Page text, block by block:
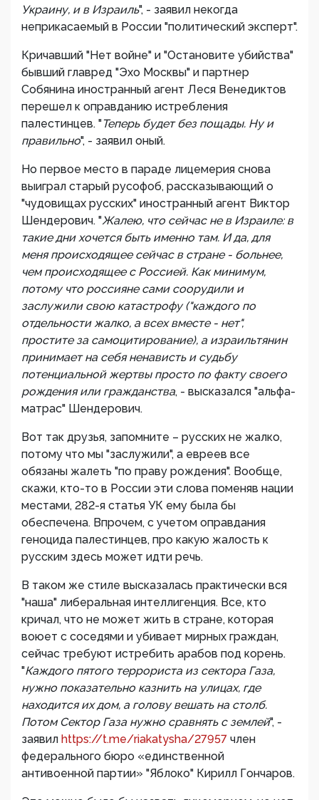
Украину, и в Израиль", - заявил некогда
неприкасаемый в России "политический эксперт".
Кричавший "Нет войне" и "Остановите убийства"
бывший главред "Эхо Москвы" и партнер
Собянина иностранный агент Леся Венедиктов
перешел к оправданию истребления
палестинцев. "Теперь будет без пощады. Ну и
правильно", - заявил оный.
Но первое место в параде лицемерия снова
выиграл старый русофоб, рассказывающий о
"чудовищах русских" иностранный агент Виктор
Шендерович. "Жалею, что сейчас не в Израиле: в
такие дни хочется быть именно там. И да, для
меня происходящее сейчас в стране - больнее,
чем происходящее с Россией. Как минимум,
потому что россияне сами соорудили и
заслужили свою катастрофу ("каждого по
отдельности жалко, а всех вместе - нет",
простите за самоцитирование), а израильтянин
принимает на себя ненависть и судьбу
потенциальной жертвы просто по факту своего
рождения или гражданства, - высказался "альфа-
матрас" Шендерович.
Вот так друзья, запомните – русских не жалко,
потому что мы "заслужили", а евреев все
обязаны жалеть "по праву рождения". Вообще,
скажи, кто-то в России эти слова поменяв нации
местами, 282-я статья УК ему была бы
обеспечена. Впрочем, с учетом оправдания
геноцида палестинцев, про какую жалость к
русским здесь может идти речь.
В таком же стиле высказалась практически вся
"наша" либеральная интеллигенция. Все, кто
кричал, что не может жить в стране, которая
воюет с соседями и убивает мирных граждан,
сейчас требуют истребить арабов под корень.
"Каждого пятого террориста из сектора Газа,
нужно показательно казнить на улицах, где
находится их дом, а голову вешать на столб.
Потом Сектор Газа нужно сравнять с землей", -
заявил https://t.me/riakatysha/27957 член
федерального бюро «единственной
антивоенной партии» "Яблоко" Кирилл Гончаров.